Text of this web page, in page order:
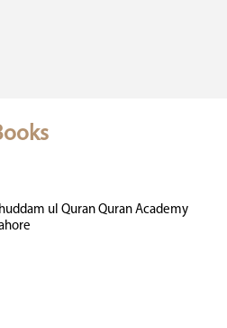
ul Quran Quran Academy